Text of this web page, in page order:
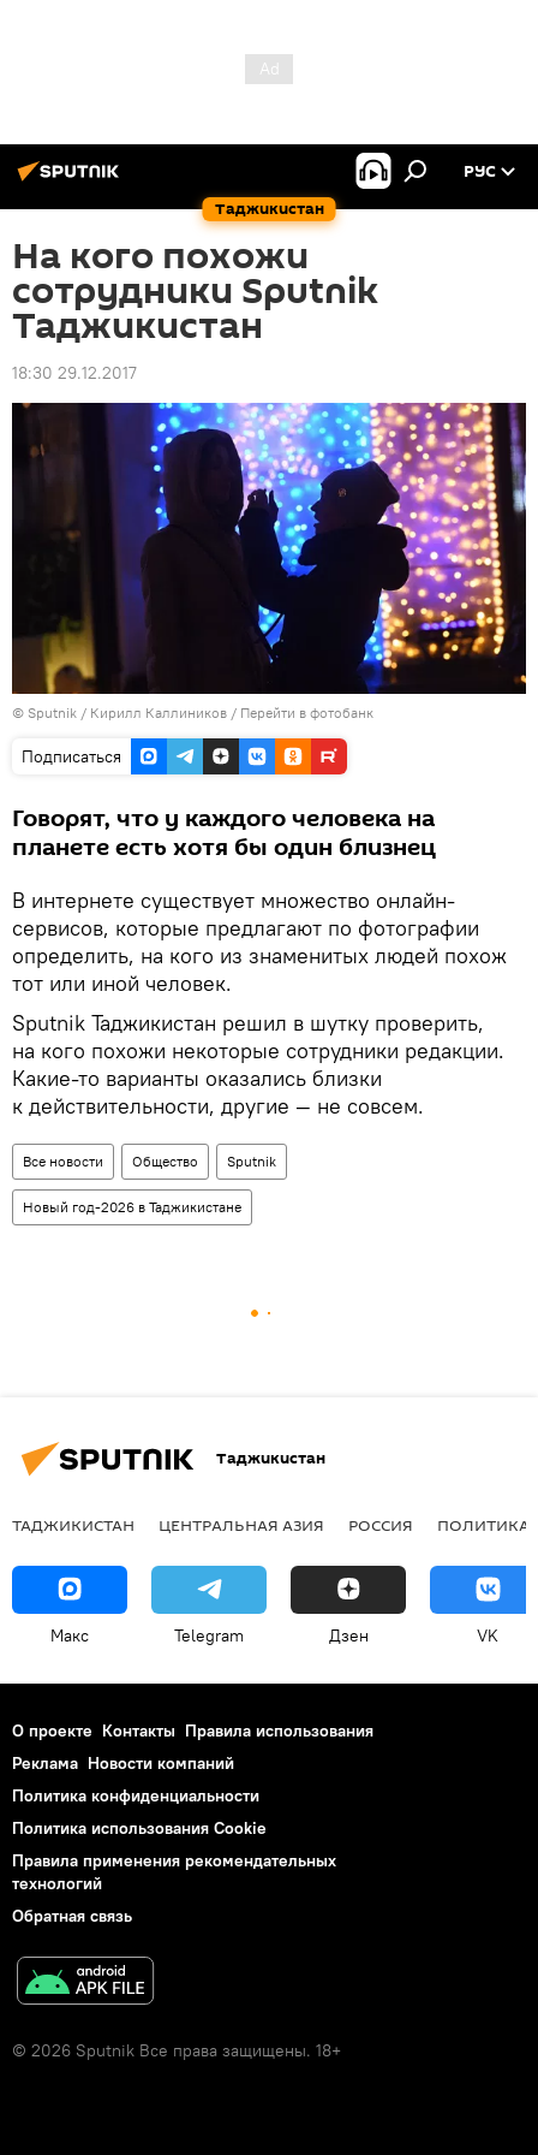
Таджикистан
РУС
На кого похожи
сотрудники Sputnik
Таджикистан
18:30 29.12.2017
© Sputnik / Кирилл Каллиников / Перейти в фотобанк
Подписаться
Говорят, что у каждого человека на
планете есть хотя бы один близнец
В интернете существует множество онлайн-
сервисов, которые предлагают по фотографии
определить, на кого из знаменитых людей похож
тот или иной человек.
Sputnik Таджикистан решил в шутку проверить,
на кого похожи некоторые сотрудники редакции.
Какие-то варианты оказались близки
к действительности, другие — не совсем.
Все новости Общество Sputnik
Новый год-2026 в Таджикистане
Таджикистан
ТАДЖИКИСТАН ЦЕНТРАЛЬНАЯ АЗИЯ РОССИЯ ПОЛИТИКА
Макс Telegram Дзен VK
О проекте Контакты Правила использования
Реклама Новости компаний
Политика конфиденциальности
Политика использования Cookie
Правила применения рекомендательных
технологий
Обратная связь
© 2026 Sputnik Все права защищены. 18+